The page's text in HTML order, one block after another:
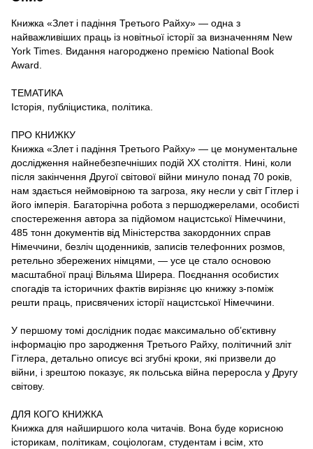
Книжка «Злет і падіння Третього Райху» — одна з
найважливіших праць із новітньої історії за визначенням New
York Times. Видання нагороджено премією National Book
Award.
ТЕМАТИКА
Історія, публіцистика, політика.
ПРО КНИЖКУ
Книжка «Злет і падіння Третього Райху» — це монументальне
дослідження найнебезпечніших подій ХХ століття. Нині, коли
після закінчення Другої світової війни минуло понад 70 років,
нам здається неймовірною та загроза, яку несли у світ Гітлер і
його імперія. Багаторічна робота з першоджерелами, особисті
спостереження автора за підйомом нацистської Німеччини,
485 тонн документів від Міністерства закордонних справ
Німеччини, безліч щоденників, записів телефонних розмов,
ретельно збережених німцями, — усе це стало основою
масштабної праці Вільяма Ширера. Поєднання особистих
спогадів та історичних фактів вирізняє цю книжку з-поміж
решти праць, присвячених історії нацистської Німеччини.
У першому томі дослідник подає максимально об’єктивну
інформацію про зародження Третього Райху, політичний зліт
Гітлера, детально описує всі згубні кроки, які призвели до
війни, і зрештою показує, як польська війна переросла у Другу
світову.
ДЛЯ КОГО КНИЖКА
Книжка для найширшого кола читачів. Вона буде корисною
історикам, політикам, соціологам, студентам і всім, хто